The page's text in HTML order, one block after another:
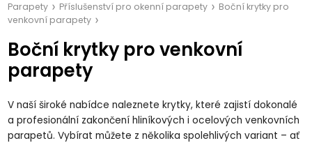
Parapety Příslušenství pro okenní parapety
Boční krytky pro
venkovní parapety
Boční krytky pro venkovní
parapety
V naší široké nabídce naleznete krytky, které zajistí dokonalé
a profesionální zakončení hliníkových i ocelových venkovních
parapetů. Vybírat můžete z několika spolehlivých variant – ať